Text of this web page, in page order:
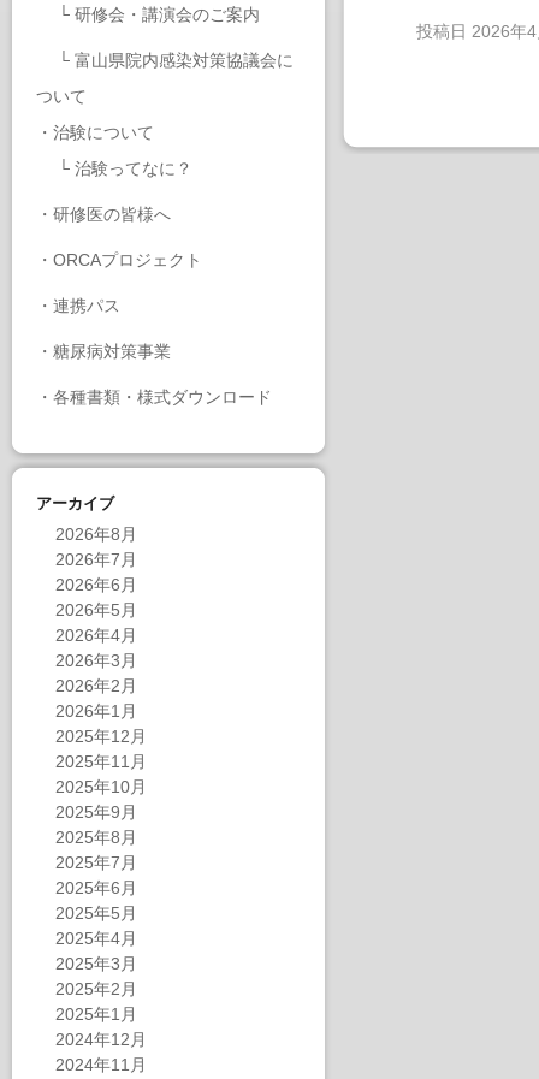
└ 研修会・講演会のご案内
└ 富山県院内感染対策協議会に
ついて
・ 治験について
└ 治験ってなに？
・ 研修医の皆様へ
・ ORCAプロジェクト
・ 連携パス
・ 糖尿病対策事業
・ 各種書類・様式ダウンロード
アーカイブ
2026年8月
2026年7月
2026年6月
2026年5月
2026年4月
2026年3月
2026年2月
2026年1月
2025年12月
2025年11月
2025年10月
2025年9月
2025年8月
2025年7月
2025年6月
2025年5月
2025年4月
2025年3月
2025年2月
2025年1月
2024年12月
2024年11月
投稿日 2026年